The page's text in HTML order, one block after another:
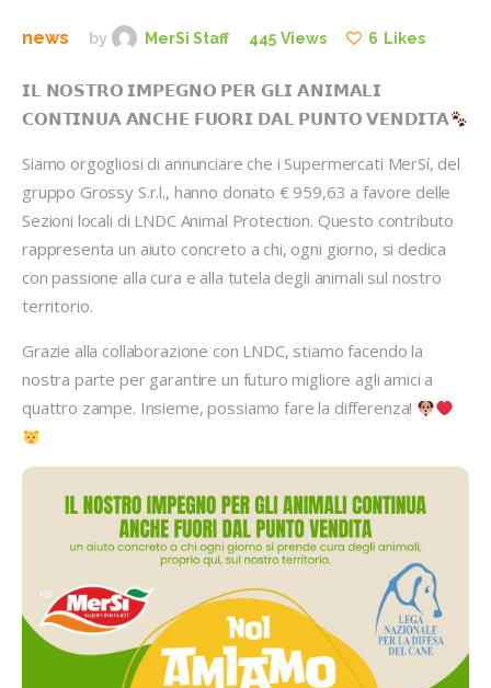
news by MerSi Staff 445 Views 6 Likes
𝗜𝗟 𝗡𝗢𝗦𝗧𝗥𝗢 𝗜𝗠𝗣𝗘𝗚𝗡𝗢 𝗣𝗘𝗥 𝗚𝗟𝗜 𝗔𝗡𝗜𝗠𝗔𝗟𝗜
𝗖𝗢𝗡𝗧𝗜𝗡𝗨𝗔 𝗔𝗡𝗖𝗛𝗘 𝗙𝗨𝗢𝗥𝗜 𝗗𝗔𝗟 𝗣𝗨𝗡𝗧𝗢 𝗩𝗘𝗡𝗗𝗜𝗧𝗔
Siamo orgogliosi di annunciare che i Supermercati MerSí, del
gruppo Grossy S.r.l., hanno donato € 959,63 a favore delle
Sezioni locali di LNDC Animal Protection. Questo contributo
rappresenta un aiuto concreto a chi, ogni giorno, si dedica
con passione alla cura e alla tutela degli animali sul nostro
territorio.
Grazie alla collaborazione con LNDC, stiamo facendo la
nostra parte per garantire un futuro migliore agli amici a
quattro zampe. Insieme, possiamo fare la differenza!